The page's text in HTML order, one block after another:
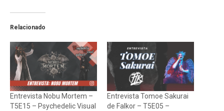
Relacionado
Entrevista Nobu Mortem –
T5E15 – Psychedelic Visual
Entrevista Tomoe Sakurai
de Falkor – T5E05 –